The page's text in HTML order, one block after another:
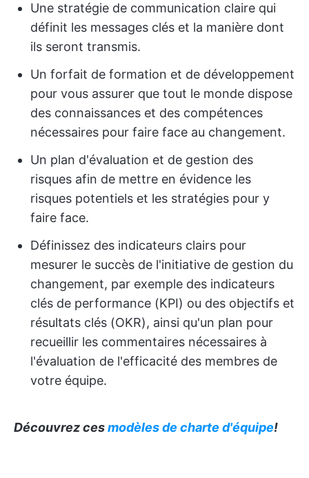
Une stratégie de communication claire qui
définit les messages clés et la manière dont
ils seront transmis.
Un forfait de formation et de développement
pour vous assurer que tout le monde dispose
des connaissances et des compétences
nécessaires pour faire face au changement.
Un plan d'évaluation et de gestion des
risques afin de mettre en évidence les
risques potentiels et les stratégies pour y
faire face.
Définissez des indicateurs clairs pour
mesurer le succès de l'initiative de gestion du
changement, par exemple des indicateurs
clés de performance (KPI) ou des objectifs et
résultats clés (OKR), ainsi qu'un plan pour
recueillir les commentaires nécessaires à
l'évaluation de l'efficacité des membres de
votre équipe.
Découvrez cesmodèles de charte d'équipe!